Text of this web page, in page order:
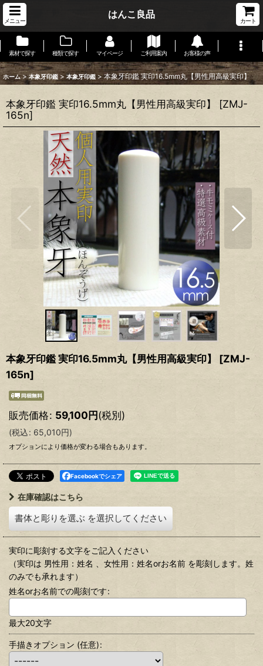
メニュー
はんこ良品
カート
素材で探す 種類で探す マイページ ご利用案内 お客様の声
ホーム > 本象牙印鑑 > 本象牙印鑑 > 本象牙印鑑 実印16.5mm丸【男性用高級実印】
本象牙印鑑 実印16.5mm丸【男性用高級実印】 [ZMJ-
165n]
本象牙印鑑 実印16.5mm丸【男性用高級実印】 [ZMJ-
165n]
販売価格: 59,100円(税別)
(税込: 65,010円)
オプションにより価格が変わる場合もあります。
Facebookでシェア
在庫確認はこちら
書体と彫りを選ぶ を選択してください
実印に彫刻する文字をご記入ください
（実印は 男性用：姓名 、女性用：姓名orお名前 を彫刻します。姓
のみでも承れます）
姓名orお名前での彫刻です:
最大20文字
手描きオプション (任意):